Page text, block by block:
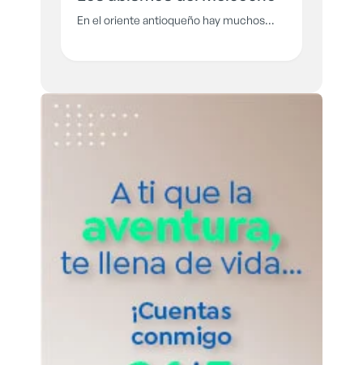
En el oriente antioqueño hay muchos
en tragedia.